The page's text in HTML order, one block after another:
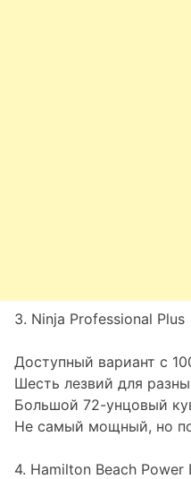
3. Ninja Professional Plus
Доступный вариант с
Шесть лезвий для
Большой 72-унцовый
Не самый мощный, но
4. Hamilton Beach Power